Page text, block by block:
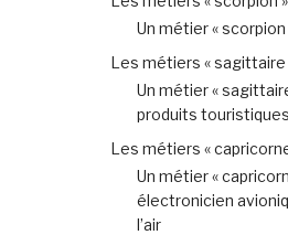
Un métier «
Les métiers « sagittaire
Un métier «
produits touristiques
Les métiers «
Un métier «
électronicien
l’air